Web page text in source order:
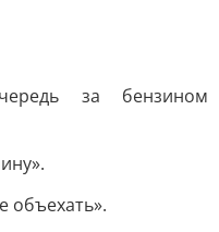
за бензином
объехать».